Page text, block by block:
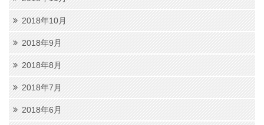
2018年10月
2018年9月
2018年8月
2018年7月
2018年6月